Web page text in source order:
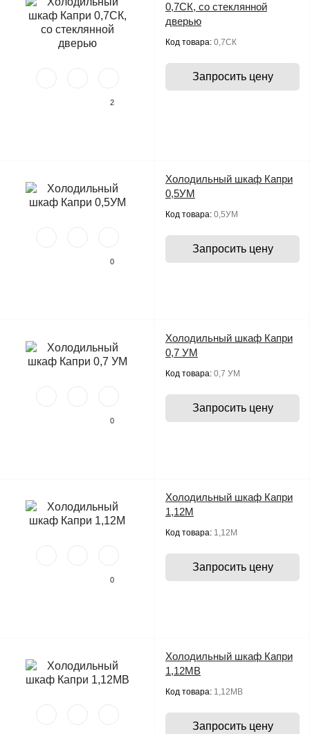
2
0,7СК, со стеклянной
дверью
Код товара: 0,7СК
Запросить цену
0
Холодильный шкаф Капри
0,5УМ
Код товара: 0,5УМ
Запросить цену
0
Холодильный шкаф Капри
0,7 УМ
Код товара: 0,7 УМ
Запросить цену
0
Холодильный шкаф Капри
1,12М
Код товара: 1,12М
Запросить цену
Холодильный шкаф Капри
1,12МВ
Код товара: 1,12МВ
Запросить цену